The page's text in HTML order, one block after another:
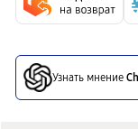
Узнать мнение